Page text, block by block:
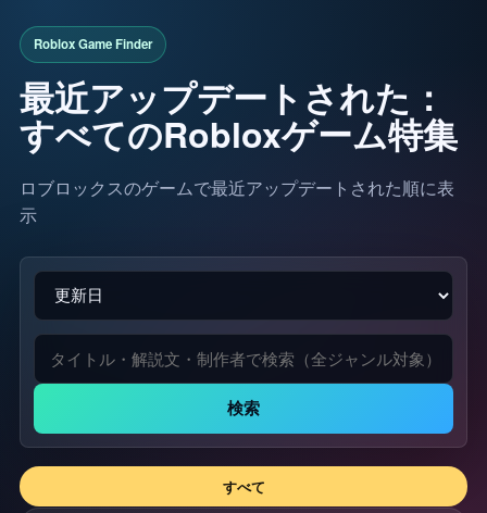
最近アップデートされた：
すべてのRobloxゲーム特集
ロブロックスのゲームで最近アップデートされた順に表
示
検索
すべて